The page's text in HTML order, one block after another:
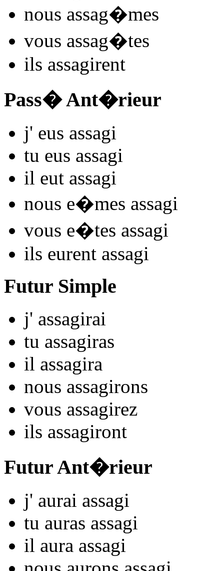
nous assag�mes
vous assag�tes
ils assagirent
Pass� Ant�rieur
j' eus assagi
tu eus assagi
il eut assagi
nous e�mes assagi
vous e�tes assagi
ils eurent assagi
Futur Simple
j' assagirai
tu assagiras
il assagira
nous assagirons
vous assagirez
ils assagiront
Futur Ant�rieur
j' aurai assagi
tu auras assagi
il aura assagi